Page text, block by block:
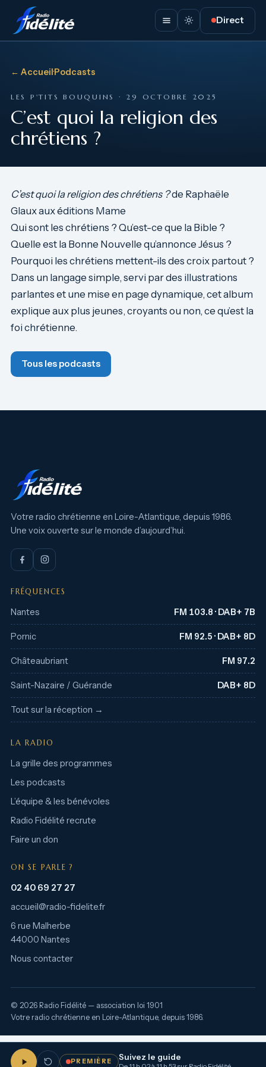
Direct
← Accueil·Podcasts
LES P'TITS BOUQUINS · 29 OCTOBRE 2025
C’est quoi la religion des
chrétiens ?
C’est quoi la religion des chrétiens ?de Raphaële
Glaux aux éditions Mame
Qui sont les chrétiens ? Qu’est-ce que la Bible ?
Quelle est la Bonne Nouvelle qu’annonce Jésus ?
Pourquoi les chrétiens mettent-ils des croix partout ?
Dans un langage simple, servi par des illustrations
parlantes et une mise en page dynamique, cet album
explique aux plus jeunes, croyants ou non, ce qu’est la
foi chrétienne.
Tous les podcasts
Votre radio chrétienne en Loire-Atlantique, depuis 1986.
Une voix ouverte sur le monde d’aujourd’hui.
FRÉQUENCES
Nantes FM 103.8 · DAB+ 7B
Pornic FM 92.5 · DAB+ 8D
Châteaubriant FM 97.2
Saint-Nazaire / Guérande DAB+ 8D
Tout sur la réception →
LA RADIO
La grille des programmes
Les podcasts
L’équipe & les bénévoles
Radio Fidélité recrute
Faire un don
ON SE PARLE ?
02 40 69 27 27
accueil@radio-fidelite.fr
6 rue Malherbe
44000 Nantes
Nous contacter
© 2026 Radio Fidélité — association loi 1901
Votre radio chrétienne en Loire-Atlantique, depuis 1986.
PREMIÈRE Suivez le guide